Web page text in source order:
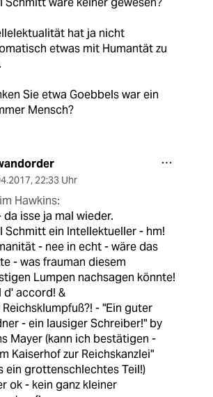
hat ja nicht
etwas mit Humantät zu
Sie etwa Goebbels war ein
Mensch?
, 22:33 Uhr
Hawkins:
da isse ja mal wieder.
Schmitt ein Intellektueller - hm!
- nee in echt - wäre das
- was frauman diesem
Lumpen nachsagen könnte!
d' accord! &
Reichsklumpfuß?! - "Ein guter
- ein lausiger Schreiber!" by
Mayer (kann ich bestätigen -
Kaiserhof zur Reichskanzlei"
ein grottenschlechtes Teil!)
ok - kein ganz kleiner